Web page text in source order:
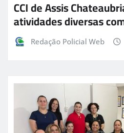
CCI de Assis
atividades diversas
Redação Policial Web